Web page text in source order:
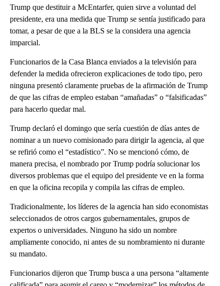
Trump que destituir a McEntarfer, quien sirve a voluntad del
presidente, era una medida que Trump se sentía justificado para
tomar, a pesar de que a la BLS se la considera una agencia
imparcial.
Funcionarios de la Casa Blanca enviados a la televisión para
defender la medida ofrecieron explicaciones de todo tipo, pero
ninguna presentó claramente pruebas de la afirmación de Trump
de que las cifras de empleo estaban “amañadas” o “falsificadas”
para hacerlo quedar mal.
Trump declaró el domingo que sería cuestión de días antes de
nominar a un nuevo comisionado para dirigir la agencia, al que
se refirió como el “estadístico”. No se mencionó cómo, de
manera precisa, el nombrado por Trump podría solucionar los
diversos problemas que el equipo del presidente ve en la forma
en que la oficina recopila y compila las cifras de empleo.
Tradicionalmente, los líderes de la agencia han sido economistas
seleccionados de otros cargos gubernamentales, grupos de
expertos o universidades. Ninguno ha sido un nombre
ampliamente conocido, ni antes de su nombramiento ni durante
su mandato.
Funcionarios dijeron que Trump busca a una persona “altamente